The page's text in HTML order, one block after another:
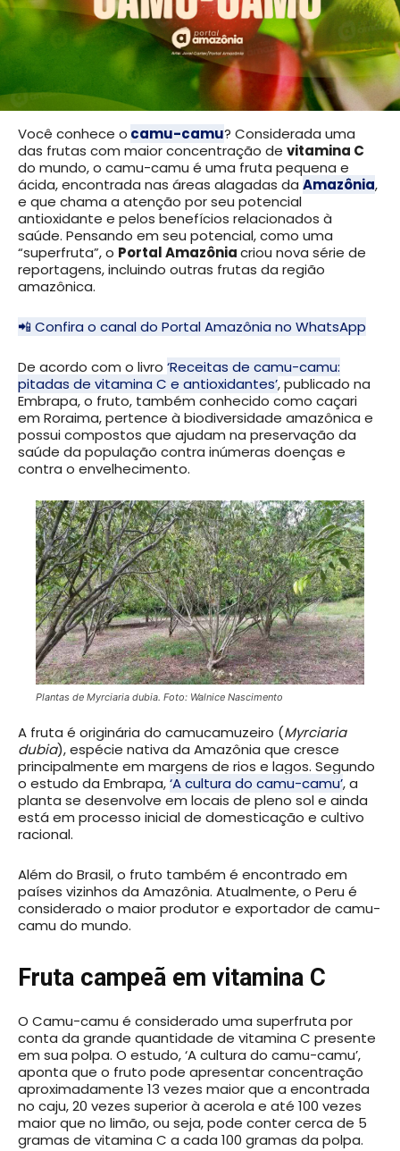
Você conhece o camu-camu? Considerada uma
das frutas com maior concentração de vitamina C
do mundo, o camu-camu é uma fruta pequena e
ácida, encontrada nas áreas alagadas da Amazônia,
e que chama a atenção por seu potencial
antioxidante e pelos benefícios relacionados à
saúde. Pensando em seu potencial, como uma
“superfruta”, o Portal Amazôniacriou nova série de
reportagens, incluindo outras frutas da região
amazônica.
📲 Confira o canal do Portal Amazônia no WhatsApp
De acordo com o livro ‘Receitas de camu-camu:
pitadas de vitamina C e antioxidantes’, publicado na
Embrapa, o fruto, também conhecido como caçari
em Roraima, pertence à biodiversidade amazônica e
possui compostos que ajudam na preservação da
saúde da população contra inúmeras doenças e
contra o envelhecimento.
Plantas de Myrciaria dubia. Foto: Walnice Nascimento
A fruta é originária do camucamuzeiro (Myrciaria
dubia), espécie nativa da Amazônia que cresce
principalmente em margens de rios e lagos. Segundo
o estudo da Embrapa,‘A cultura do camu-camu’, a
planta se desenvolve em locais de pleno sol e ainda
está em processo inicial de domesticação e cultivo
racional.
Além do Brasil, o fruto também é encontrado em
países vizinhos da Amazônia. Atualmente, o Peru é
considerado o maior produtor e exportador de camu-
camu do mundo.
Fruta campeã em vitamina C
O Camu-camu é considerado uma superfruta por
conta da grande quantidade de vitamina C presente
em sua polpa. O estudo, ‘A cultura do camu-camu’,
aponta que o fruto pode apresentar concentração
aproximadamente 13 vezes maior que a encontrada
no caju, 20 vezes superior à acerola e até 100 vezes
maior que no limão, ou seja, pode conter cerca de 5
gramas de vitamina C a cada 100 gramas da polpa.